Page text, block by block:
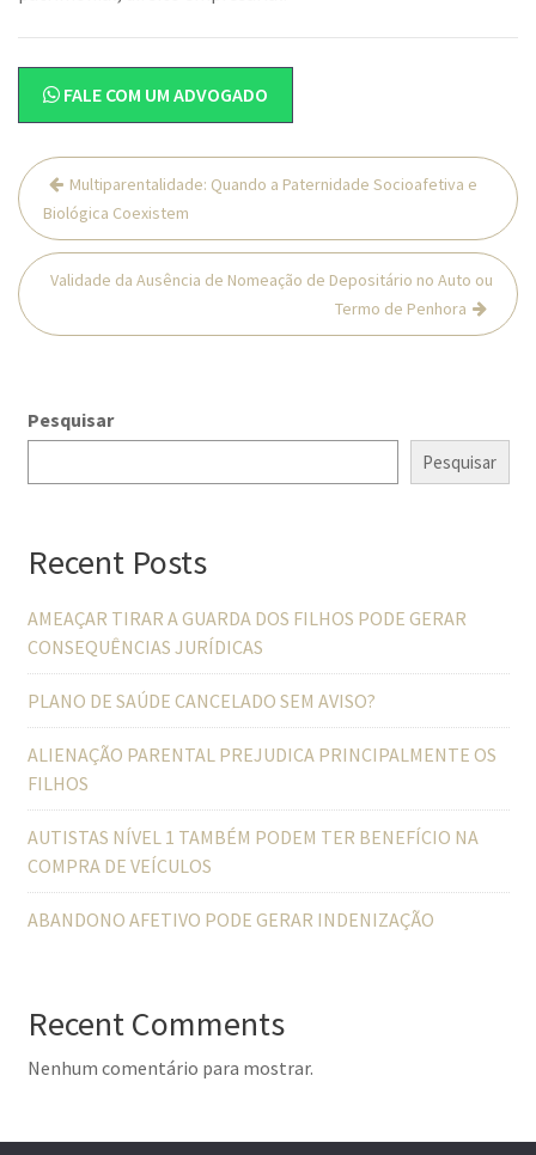
FALE COM UM ADVOGADO
Navegação
de
Post
Multiparentalidade: Quando a Paternidade Socioafetiva e
Biológica Coexistem
Validade da Ausência de Nomeação de Depositário no Auto ou
Termo de Penhora
Pesquisar
Pesquisar
Recent Posts
AMEAÇAR TIRAR A GUARDA DOS FILHOS PODE GERAR
CONSEQUÊNCIAS JURÍDICAS
PLANO DE SAÚDE CANCELADO SEM AVISO?
ALIENAÇÃO PARENTAL PREJUDICA PRINCIPALMENTE OS
FILHOS
AUTISTAS NÍVEL 1 TAMBÉM PODEM TER BENEFÍCIO NA
COMPRA DE VEÍCULOS
ABANDONO AFETIVO PODE GERAR INDENIZAÇÃO
Recent Comments
Nenhum comentário para mostrar.